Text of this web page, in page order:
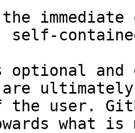
self-
and
are
the user.
what